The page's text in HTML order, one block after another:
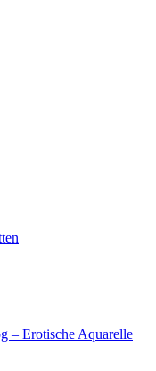
– Erotische Aquarelle